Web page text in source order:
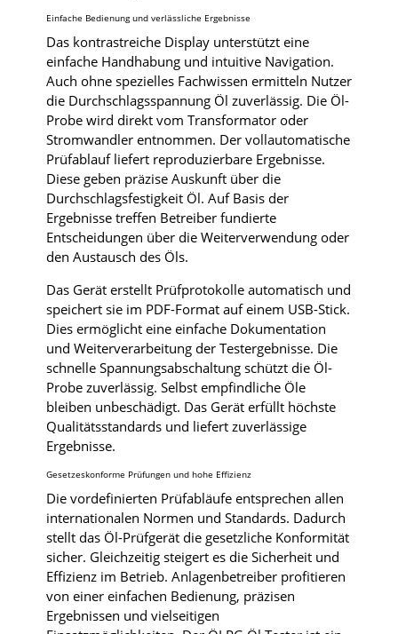
Einfache Bedienung und verlässliche Ergebnisse
Das kontrastreiche Display unterstützt eine
einfache Handhabung und intuitive Navigation.
Auch ohne spezielles Fachwissen ermitteln Nutzer
die Durchschlagsspannung Öl zuverlässig. Die Öl-
Probe wird direkt vom Transformator oder
Stromwandler entnommen. Der vollautomatische
Prüfablauf liefert reproduzierbare Ergebnisse.
Diese geben präzise Auskunft über die
Durchschlagsfestigkeit Öl. Auf Basis der
Ergebnisse treffen Betreiber fundierte
Entscheidungen über die Weiterverwendung oder
den Austausch des Öls.
Das Gerät erstellt Prüfprotokolle automatisch und
speichert sie im PDF-Format auf einem USB-Stick.
Dies ermöglicht eine einfache Dokumentation
und Weiterverarbeitung der Testergebnisse. Die
schnelle Spannungsabschaltung schützt die Öl-
Probe zuverlässig. Selbst empfindliche Öle
bleiben unbeschädigt. Das Gerät erfüllt höchste
Qualitätsstandards und liefert zuverlässige
Ergebnisse.
Gesetzeskonforme Prüfungen und hohe Effizienz
Die vordefinierten Prüfabläufe entsprechen allen
internationalen Normen und Standards. Dadurch
stellt das Öl-Prüfgerät die gesetzliche Konformität
sicher. Gleichzeitig steigert es die Sicherheit und
Effizienz im Betrieb. Anlagenbetreiber profitieren
von einer einfachen Bedienung, präzisen
Ergebnissen und vielseitigen